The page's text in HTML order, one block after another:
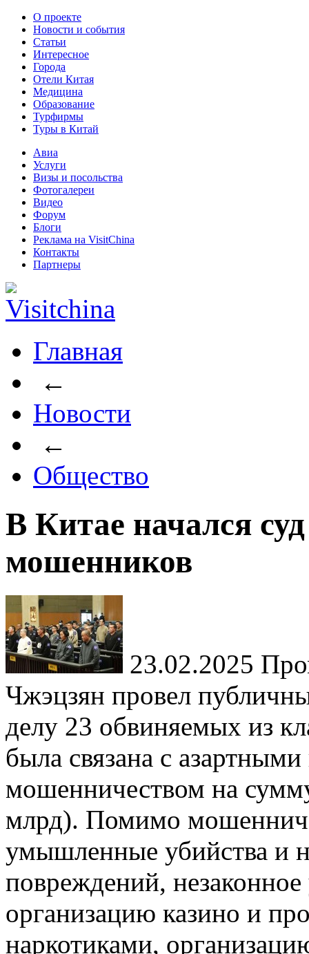
О проекте
Новости и события
Статьи
Интересное
Города
Отели Китая
Медицина
Образование
Турфирмы
Туры в Китай
Авиа
Услуги
Визы и посольства
Фотогалереи
Видео
Форум
Блоги
Реклама на VisitChina
Контакты
Партнеры
Главная
←
Новости
←
Общество
В Китае начался
мошенников
23.02.2025
Чжэцзян провел
делу 23 обвиняемых из
была связана с
мошенничеством на
млрд). Помимо
умышленные убийства и
повреждений,
организацию казино и
наркотиками,